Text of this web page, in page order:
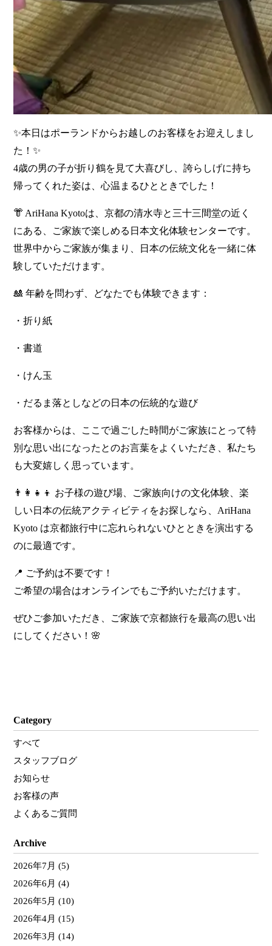
✨本日はポーランドからお越しのお客様をお迎えしまし
た！✨
4歳の男の子が折り鶴を見て大喜びし、誇らしげに持ち
帰ってくれた姿は、心温まるひとときでした！
👘 AriHana Kyotoは、京都の清水寺と三十三間堂の近く
にある、ご家族で楽しめる日本文化体験センターです。
世界中からご家族が集まり、日本の伝統文化を一緒に体
験していただけます。
🎎 年齢を問わず、どなたでも体験できます：
・折り紙
・書道
・けん玉
・だるま落としなどの日本の伝統的な遊び
お客様からは、ここで過ごした時間がご家族にとって特
別な思い出になったとのお言葉をよくいただき、私たち
も大変嬉しく思っています。
👨‍👩‍👧‍👦 お子様の遊び場、ご家族向けの文化体験、楽
しい日本の伝統アクティビティをお探しなら、AriHana
Kyoto は京都旅行中に忘れられないひとときを演出する
のに最適です。
📍 ご予約は不要です！
ご希望の場合はオンラインでもご予約いただけます。
ぜひご参加いただき、ご家族で京都旅行を最高の思い出
にしてください！🌸
Category
すべて
スタッフブログ
お知らせ
お客様の声
よくあるご質問
Archive
2026年7月 (5)
2026年6月 (4)
2026年5月 (10)
2026年4月 (15)
2026年3月 (14)